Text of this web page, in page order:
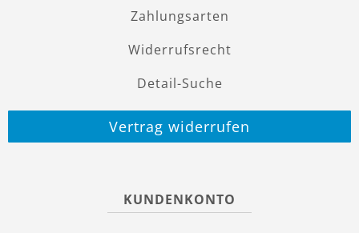
Zahlungsarten
Widerrufsrecht
Detail-Suche
Vertrag widerrufen
KUNDENKONTO